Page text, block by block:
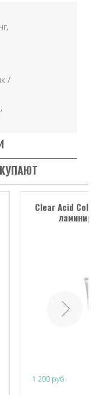
/
Clear Acid
1 200 руб